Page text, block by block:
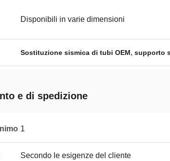
Disponibili in varie dimensioni
Sostituzione sismica di tubi OEM, supporto
e di spedizione
1
Secondo le esigenze del cliente